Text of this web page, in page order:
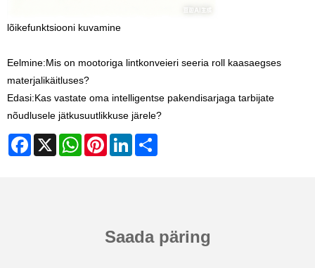
lõikefunktsiooni kuvamine
Eelmine:Mis on mootoriga lintkonveieri seeria roll kaasaegses
materjalikäitluses?
Edasi:Kas vastate oma intelligentse pakendisarjaga tarbijate
nõudlusele jätkusuutlikkuse järele?
Facebook
X WhatsAppPinterestLinkedIn
Saada päring